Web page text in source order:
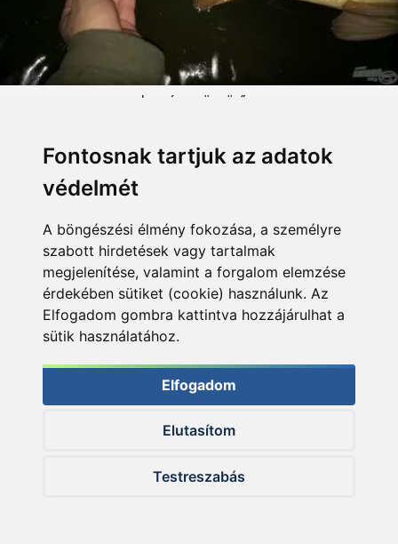
Fontosnak tartjuk az adatok
védelmét
A böngészési élmény fokozása, a személyre
szabott hirdetések vagy tartalmak
megjelenítése, valamint a forgalom elemzése
érdekében sütiket (cookie) használunk. Az
Elfogadom gombra kattintva hozzájárulhat a
sütik használatához.
Elfogadom
Elutasítom
Testreszabás
Igazán gyönyörű…